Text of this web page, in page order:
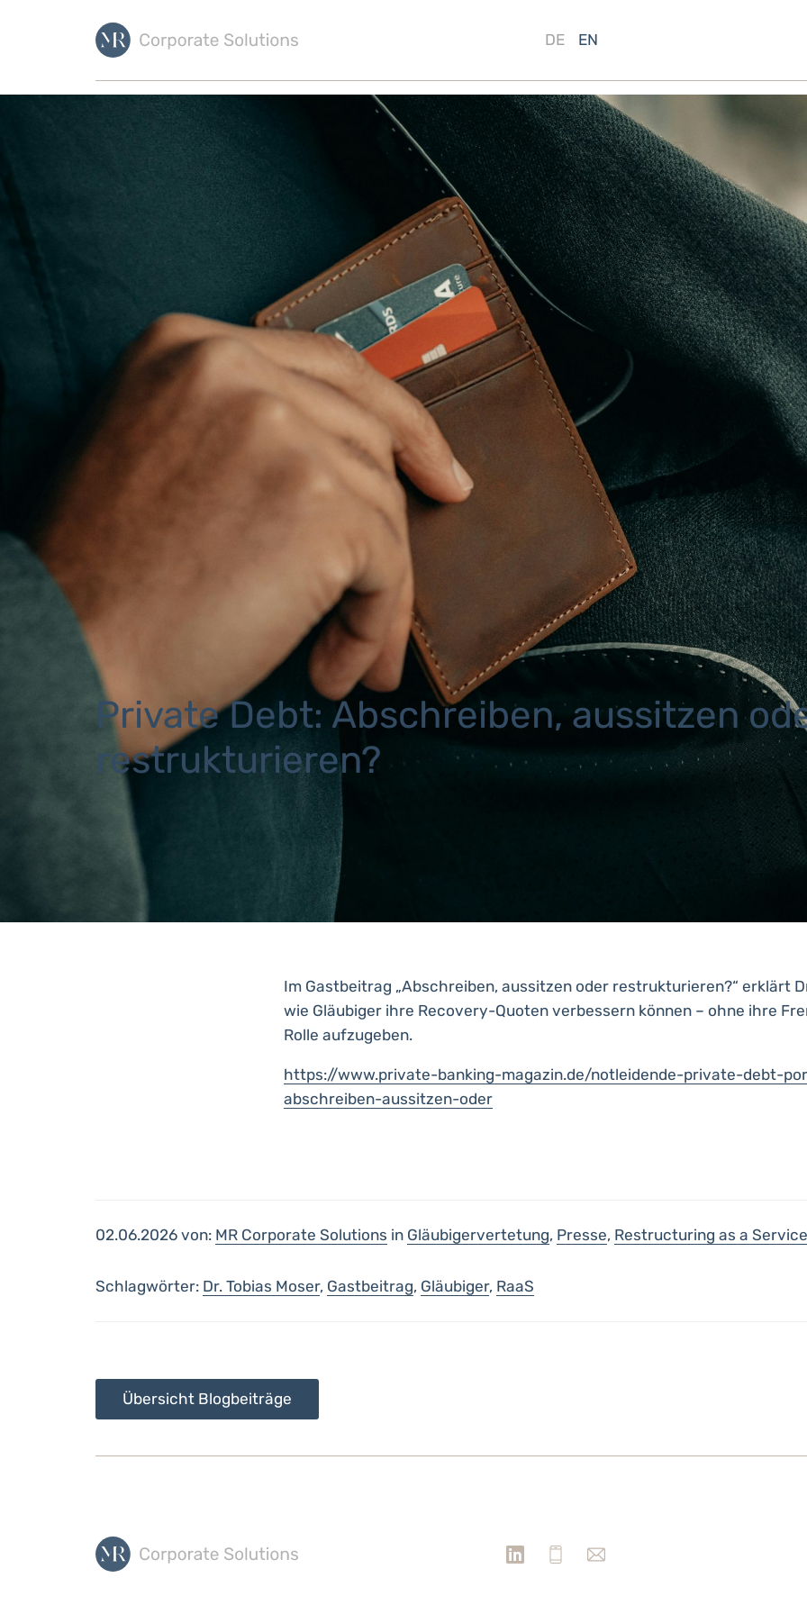
DE EN
Private Debt: Abschreiben, aussitzen
restrukturieren?
Im Gastbeitrag „Abschreiben, aussitzen oder restrukturieren?“ erklärt
wie Gläubiger ihre Recovery-Quoten verbessern können – ohne ihre
Rolle aufzugeben.
https://www.private-banking-magazin.de/notleidende-private-debt-
abschreiben-aussitzen-oder
02.06.2026 von: MR Corporate Solutions in Gläubigervertetung, Presse, Restructuring as a Service
Schlagwörter: Dr. Tobias Moser, Gastbeitrag, Gläubiger, RaaS
Übersicht Blogbeiträge